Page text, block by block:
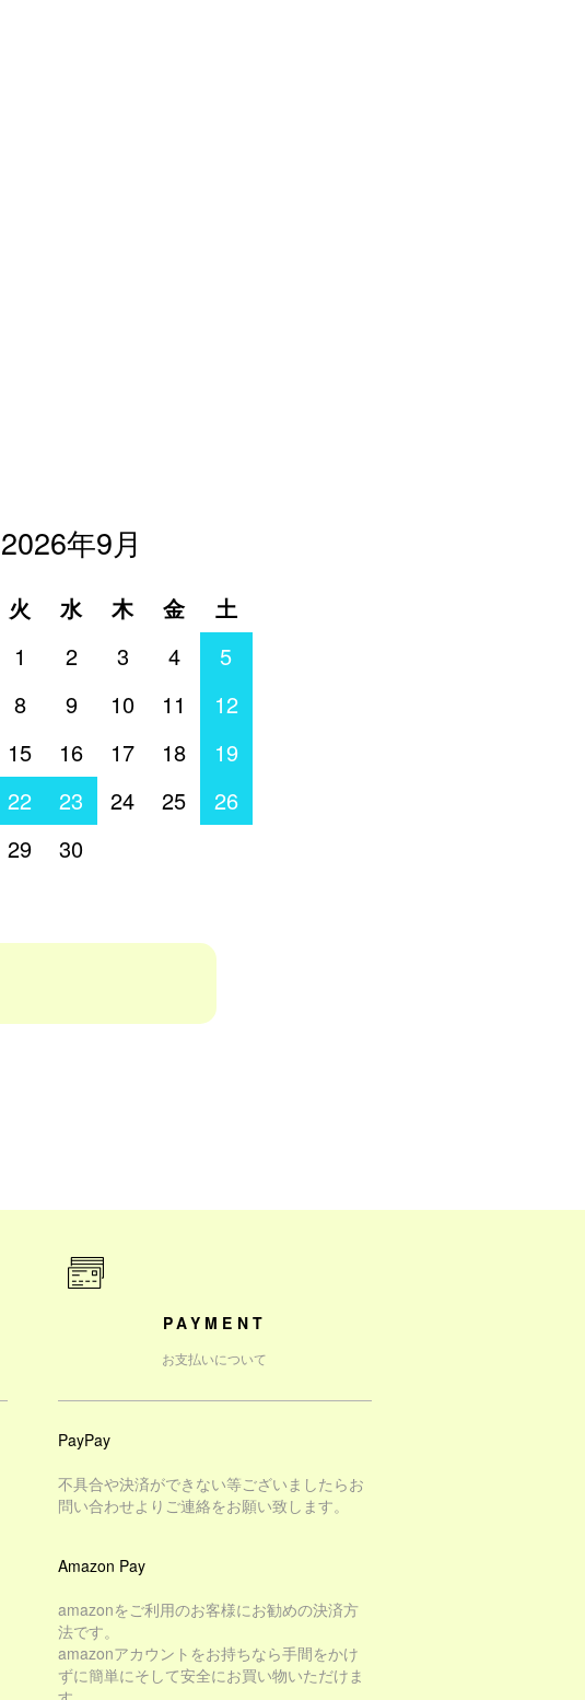
2026年9月
火 水 木 金
土
1
2 3 4
5
8 9 10 11
12
15 16 17 18
19
22 23 24 25
26
29 30
PAYMENT
お支払いについて
PayPay
不具合や決済ができない等ございましたらお
問い合わせよりご連絡をお願い致します。
Amazon Pay
amazonをご利用のお客様にお勧めの決済方
法です。
amazonアカウントをお持ちなら手間をかけ
ずに簡単にそして安全にお買い物いただけま